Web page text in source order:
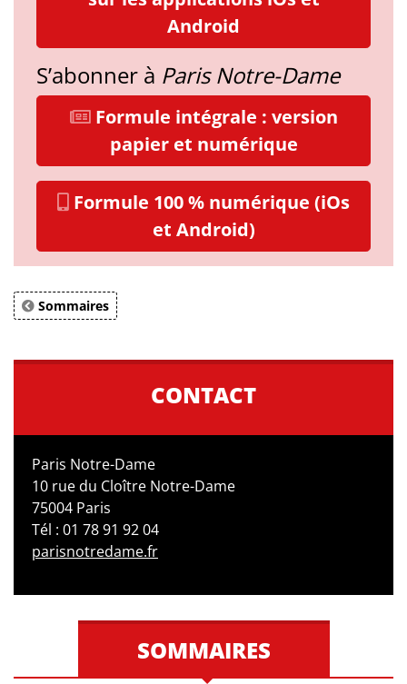
Android
S’abonner à Paris Notre-Dame
Formule intégrale : version
papier et numérique
Formule 100 % numérique (iOs
et Android)
Sommaires
CONTACT
Paris Notre-Dame
10 rue du Cloître Notre-Dame
75004 Paris
Tél : 01 78 91 92 04
parisnotredame.fr
SOMMAIRES